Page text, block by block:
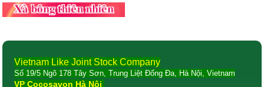
Vietnam Like Joint Stock Company
Số 19/5 Ngõ 178 Tây Sơn, Trung Liệt Đống Đa, Hà Nội, Vietnam
VP Cocosavon Hà Nội